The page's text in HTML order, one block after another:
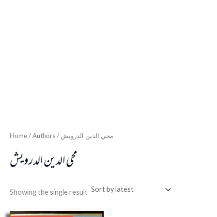
Home / Authors / محي الدين الدرويش
محي الدين الدرويش
Showing the single result
Original
Current